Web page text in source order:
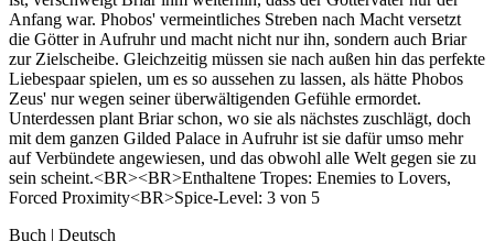
Anfang war. Phobos' vermeintliches Streben nach Macht versetzt
die Götter in Aufruhr und macht nicht nur ihn, sondern auch Briar
zur Zielscheibe. Gleichzeitig müssen sie nach außen hin das perfekte
Liebespaar spielen, um es so aussehen zu lassen, als hätte Phobos
Zeus' nur wegen seiner überwältigenden Gefühle ermordet.
Unterdessen plant Briar schon, wo sie als nächstes zuschlägt, doch
mit dem ganzen Gilded Palace in Aufruhr ist sie dafür umso mehr
auf Verbündete angewiesen, und das obwohl alle Welt gegen sie zu
sein scheint.<BR><BR>Enthaltene Tropes: Enemies to Lovers,
Forced Proximity<BR>Spice-Level: 3 von 5
Buch | Deutsch